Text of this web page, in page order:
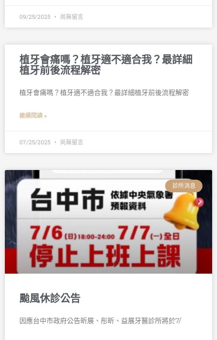
09/25/2025 尚無留言
植牙會痛嗎？植牙適不適合我？最詳細
植牙前後流程解密
植牙會痛嗎？植牙適不適合我？最詳細植牙前後流程解密
繼續閱讀 »
07/25/2025 尚無留言
診所消息
颱風休診公告
因應台中市政府公告昕展、彤昕、益展牙醫診所將於7/